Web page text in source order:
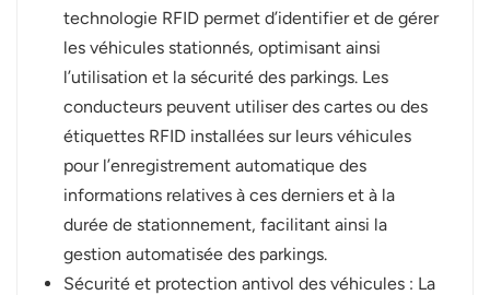
technologie RFID permet d’identifier et de gérer
les véhicules stationnés, optimisant ainsi
l’utilisation et la sécurité des parkings. Les
conducteurs peuvent utiliser des cartes ou des
étiquettes RFID installées sur leurs véhicules
pour l’enregistrement automatique des
informations relatives à ces derniers et à la
durée de stationnement, facilitant ainsi la
gestion automatisée des parkings.
Sécurité et protection antivol des véhicules : La